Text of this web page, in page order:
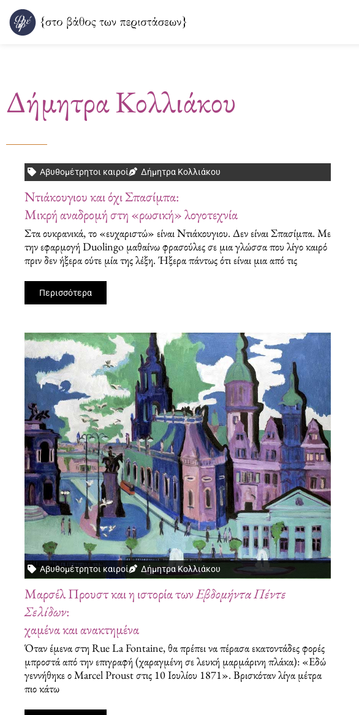
Μετάβαση
στο
Δήμητρα Κολλιάκου
Αβυθομέτρητοι καιροί Δήμητρα Κολλιάκου
Ντιάκουγιου και όχι Σπασίμπα:
Μικρή αναδρομή στη «ρωσική» λογοτεχνία
Στα ουκρανικά, το «ευχαριστώ» είναι Ντιάκουγιου. Δεν είναι Σπασίμπα. Με
την εφαρμογή Duolingo μαθαίνω φρασούλες σε μια γλώσσα που λίγο καιρό
πριν δεν ήξερα ούτε μία της λέξη. Ήξερα πάντως ότι είναι μια από τις
Περισσότερα
Αβυθομέτρητοι καιροί Δήμητρα Κολλιάκου
Μαρσέλ Προυστ και η ιστορία τωνΕβδομήντα Πέντε
Σελίδων:
χαμένα και ανακτημένα
Όταν έμενα στη Rue La Fontaine, θα πρέπει να πέρασα εκατοντάδες φορές
μπροστά από την επιγραφή (χαραγμένη σε λευκή μαρμάρινη πλάκα): «Εδώ
γεννήθηκε ο Marcel Proust στις 10 Ιουλίου 1871». Βρισκόταν λίγα μέτρα
πιο κάτω